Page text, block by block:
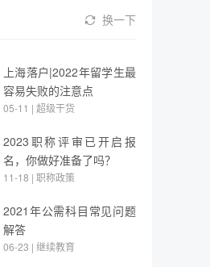
换一下
上海落户|2022年留学生最
容易失败的注意点
05-11 | 超级干货
2023职称评审已开启报
名，你做好准备了吗？
11-18 | 职称政策
2021年公需科目常见问题
解答
06-23 | 继续教育